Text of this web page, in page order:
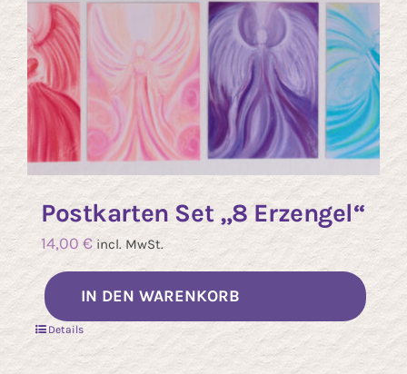
Postkarten Set „8 Erzengel“
14,00 € incl. MwSt.
IN DEN WARENKORB
Details